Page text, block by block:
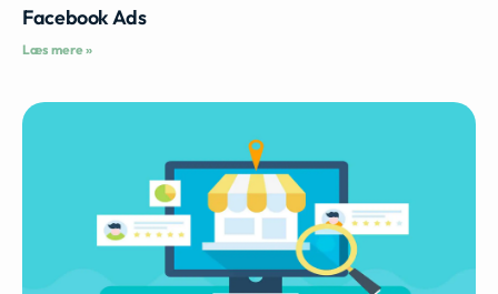
Facebook Ads
Læs mere »